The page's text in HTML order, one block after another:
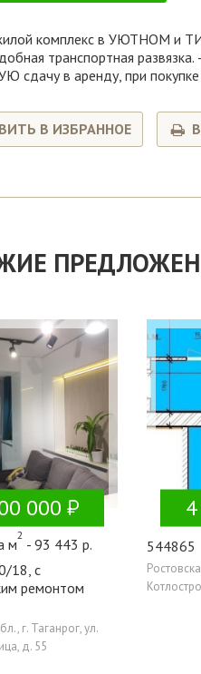
комплекс в УЮТНОМ и
транспортная
сдачу в аренду, при
В ИЗБРАННОЕ
000
м
2
- 93 443 р.
18, с
ремонтом
г. Таганрог, ул.
д. 55
544865